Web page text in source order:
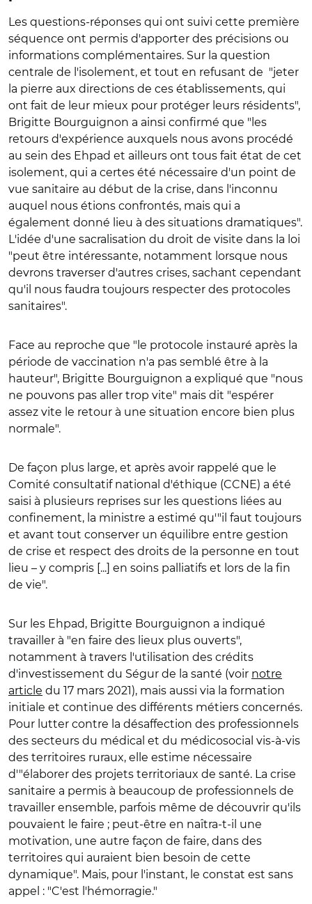
Les questions-réponses qui ont suivi cette première
séquence ont permis d'apporter des précisions ou
informations complémentaires. Sur la question
centrale de l'isolement, et tout en refusant de "jeter
la pierre aux directions de ces établissements, qui
ont fait de leur mieux pour protéger leurs résidents",
Brigitte Bourguignon a ainsi confirmé que "les
retours d'expérience auxquels nous avons procédé
au sein des Ehpad et ailleurs ont tous fait état de cet
isolement, qui a certes été nécessaire d'un point de
vue sanitaire au début de la crise, dans l'inconnu
auquel nous étions confrontés, mais qui a
également donné lieu à des situations dramatiques".
L'idée d'une sacralisation du droit de visite dans la loi
"peut être intéressante, notamment lorsque nous
devrons traverser d'autres crises, sachant cependant
qu'il nous faudra toujours respecter des protocoles
sanitaires".
Face au reproche que "le protocole instauré après la
période de vaccination n'a pas semblé être à la
hauteur", Brigitte Bourguignon a expliqué que "nous
ne pouvons pas aller trop vite" mais dit "espérer
assez vite le retour à une situation encore bien plus
normale".
De façon plus large, et après avoir rappelé que le
Comité consultatif national d'éthique (CCNE) a été
saisi à plusieurs reprises sur les questions liées au
confinement, la ministre a estimé qu'"il faut toujours
et avant tout conserver un équilibre entre gestion
de crise et respect des droits de la personne en tout
lieu – y compris [...] en soins palliatifs et lors de la fin
de vie".
Sur les Ehpad, Brigitte Bourguignon a indiqué
travailler à "en faire des lieux plus ouverts",
notamment à travers l'utilisation des crédits
d'investissement du Ségur de la santé (voir notre
article du 17 mars 2021), mais aussi via la formation
initiale et continue des différents métiers concernés.
Pour lutter contre la désaffection des professionnels
des secteurs du médical et du médicosocial vis-à-vis
des territoires ruraux, elle estime nécessaire
d'"élaborer des projets territoriaux de santé. La crise
sanitaire a permis à beaucoup de professionnels de
travailler ensemble, parfois même de découvrir qu'ils
pouvaient le faire ; peut-être en naîtra-t-il une
motivation, une autre façon de faire, dans des
territoires qui auraient bien besoin de cette
dynamique". Mais, pour l'instant, le constat est sans
appel : "C'est l'hémorragie."